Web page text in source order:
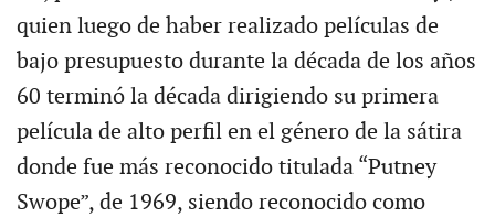
quien luego de haber realizado películas de
bajo presupuesto durante la década de los años
60 terminó la década dirigiendo su primera
película de alto perfil en el género de la sátira
donde fue más reconocido titulada “Putney
Swope”, de 1969, siendo reconocido como